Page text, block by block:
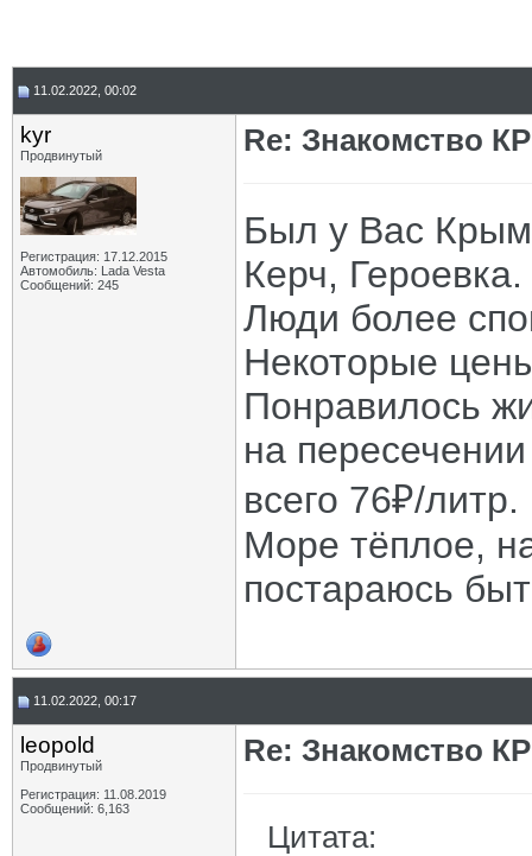
11.02.2022, 00:02
kyr
Продвинутый
Регистрация: 17.12.2015
Автомобиль: Lada Vesta
Сообщений: 245
Re: Знакомство
Был у Вас
Керч,
Люди более
Некоторые
Понравилось
на
всего 76₽/литр.
Море тёплое,
постараюсь
11.02.2022, 00:17
leopold
Продвинутый
Регистрация: 11.08.2019
Сообщений: 6,163
Re: Знакомство
Цитата: